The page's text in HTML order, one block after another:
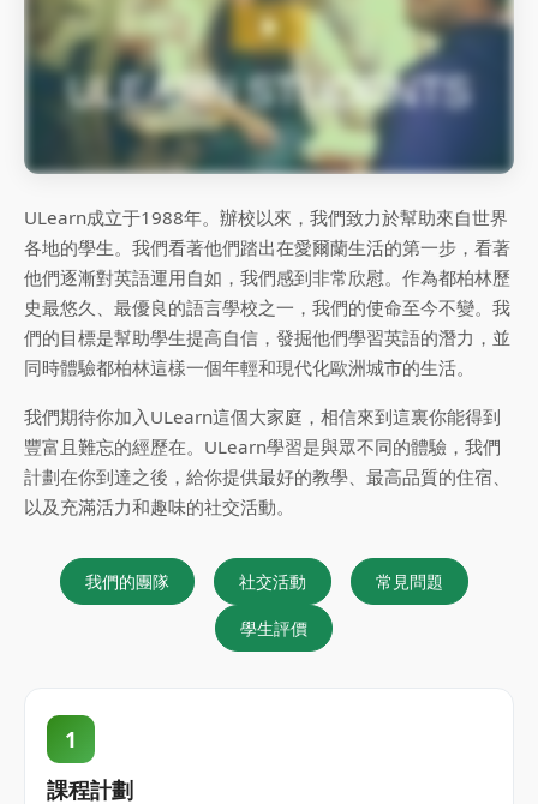
ULearn成立于1988年。辦校以來，我們致力於幫助來自世界
各地的學生。我們看著他們踏出在愛爾蘭生活的第一步，看著
他們逐漸對英語運用自如，我們感到非常欣慰。作為都柏林歷
史最悠久、最優良的語言學校之一，我們的使命至今不變。我
們的目標是幫助學生提高自信，發掘他們學習英語的潛力，並
同時體驗都柏林這樣一個年輕和現代化歐洲城市的生活。
我們期待你加入ULearn這個大家庭，相信來到這裏你能得到
豐富且難忘的經歷在。ULearn學習是與眾不同的體驗，我們
計劃在你到達之後，給你提供最好的教學、最高品質的住宿、
以及充滿活力和趣味的社交活動。
我們的團隊 社交活動 常見問題
學生評價
1
課程計劃